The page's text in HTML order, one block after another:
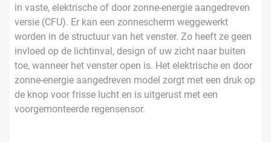
in vaste, elektrische of door zonne-energie aangedreven
versie (CFU). Er kan een zonnescherm weggewerkt
worden in de structuur van het venster. Zo heeft ze geen
invloed op de lichtinval, design of uw zicht naar buiten
toe, wanneer het venster open is. Het elektrische en door
zonne-energie aangedreven model zorgt met een druk op
de knop voor frisse lucht en is uitgerust met een
voorgemonteerde regensensor.